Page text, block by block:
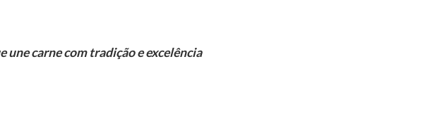
une carne com tradição e excelência